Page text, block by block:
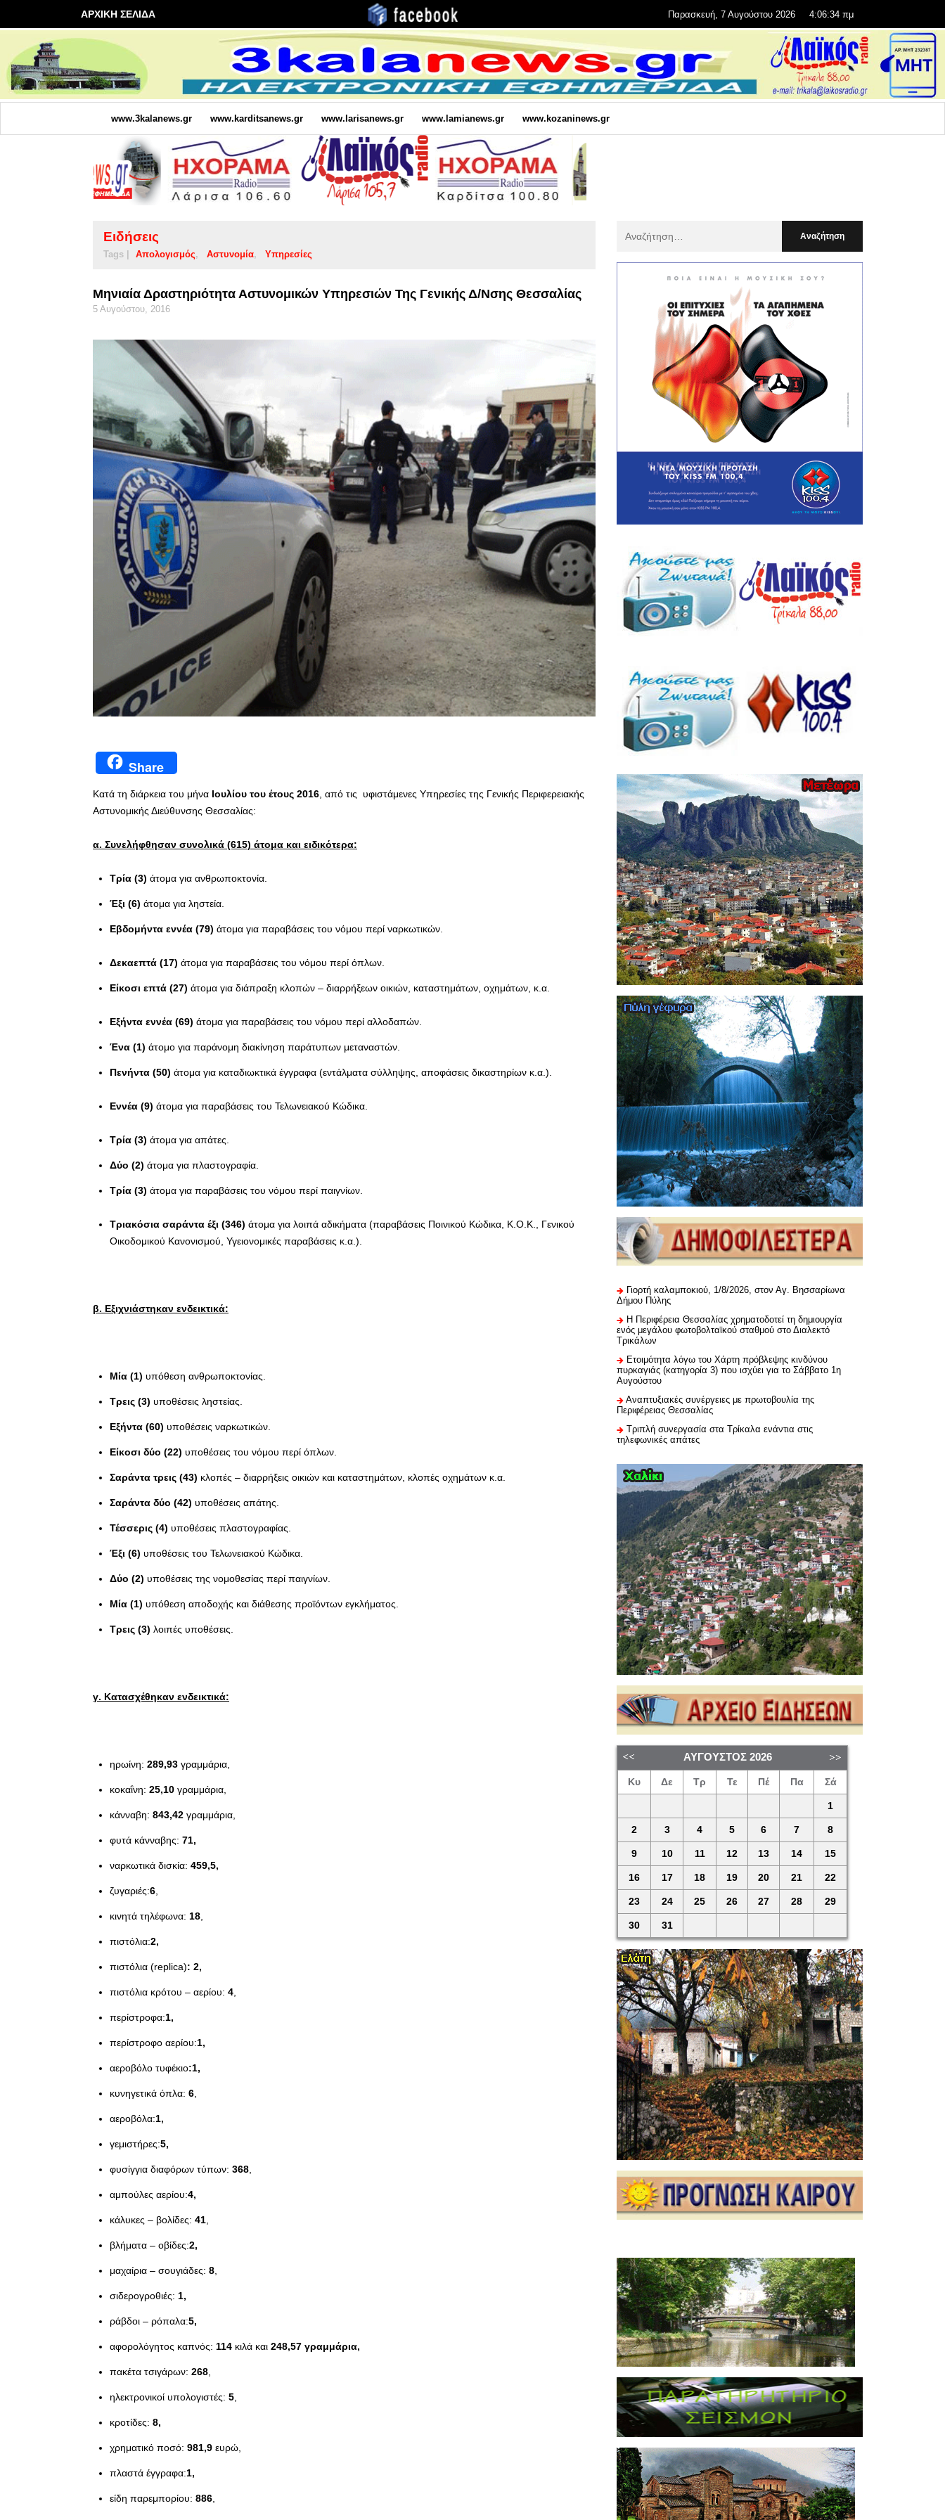
ΑΡΧΙΚΗ ΣΕΛΙΔΑ Παρασκευή, 7 Αυγούστου 2026 4:06:36 πμ
www.3kalanews.gr www.karditsanews.gr www.larisanews.gr www.lamianews.gr www.kozaninews.gr
Ειδήσεις
Tags | Απολογισμός Αστυνομία Υπηρεσίες
Μηνιαία Δραστηριότητα Αστυνομικών Υπηρεσιών Της Γενικής Δ/νσης Θεσσαλίας
5 Αυγούστου, 2016
Share
Κατά τη διάρκεια του μήνα Ιουλίου του έτους 2016 , από τις υφιστάμενες Υπηρεσίες της Γενικής Περιφερειακής
Αστυνομικής Διεύθυνσης Θεσσαλίας:
α. Συνελήφθησαν συνολικά (615) άτομα και ειδικότερα:
Τρία (3) άτομα για ανθρωποκτονία.
Έξι (6) άτομα για ληστεία.
Εβδομήντα εννέα (79) άτομα για παραβάσεις του νόμου περί ναρκωτικών.
Δεκαεπτά (17) άτομα για παραβάσεις του νόμου περί όπλων.
Είκοσι επτά (27) άτομα για διάπραξη κλοπών – διαρρήξεων οικιών, καταστημάτων, οχημάτων, κ.α.
Εξήντα εννέα (69) άτομα για παραβάσεις του νόμου περί αλλοδαπών.
Ένα (1) άτομο για παράνομη διακίνηση παράτυπων μεταναστών.
Πενήντα (50) άτομα για καταδιωκτικά έγγραφα (εντάλματα σύλληψης, αποφάσεις δικαστηρίων κ.α.).
Εννέα (9) άτομα για παραβάσεις του Τελωνειακού Κώδικα.
Τρία (3) άτομα για απάτες.
Δύο (2) άτομα για πλαστογραφία.
Τρία (3) άτομα για παραβάσεις του νόμου περί παιγνίων.
Τριακόσια σαράντα έξι (346) άτομα για λοιπά αδικήματα (παραβάσεις Ποινικού Κώδικα, Κ.Ο.Κ., Γενικού
Οικοδομικού Κανονισμού, Υγειονομικές παραβάσεις κ.α.).
β. Εξιχνιάστηκαν ενδεικτικά:
Μία (1) υπόθεση ανθρωποκτονίας.
Τρεις (3) υποθέσεις ληστείας.
Εξήντα (60) υποθέσεις ναρκωτικών.
Είκοσι δύο (22) υποθέσεις του νόμου περί όπλων.
Σαράντα τρεις (43) κλοπές – διαρρήξεις οικιών και καταστημάτων, κλοπές οχημάτων κ.α.
Σαράντα δύο (42) υποθέσεις απάτης.
Τέσσερις (4) υποθέσεις πλαστογραφίας.
Έξι (6) υποθέσεις του Τελωνειακού Κώδικα.
Δύο (2) υποθέσεις της νομοθεσίας περί παιγνίων.
Μία (1) υπόθεση αποδοχής και διάθεσης προϊόντων εγκλήματος.
Τρεις (3) λοιπές υποθέσεις.
γ. Κατασχέθηκαν ενδεικτικά:
ηρωίνη: 289,93 γραμμάρια,
κοκαΐνη: 25,10 γραμμάρια,
κάνναβη: 843,42 γραμμάρια,
φυτά κάνναβης: 71,
ναρκωτικά δισκία: 459,5,
ζυγαριές:6
κινητά τηλέφωνα: 18
πιστόλια:2,
πιστόλια (replica): 2,
πιστόλια κρότου – αερίου: 4
περίστροφα:1,
περίστροφο αερίου:1,
αεροβόλο τυφέκιο:1,
κυνηγετικά όπλα: 6
αεροβόλα:1,
γεμιστήρες:5,
φυσίγγια διαφόρων τύπων: 368
αμπούλες αερίου:4,
κάλυκες – βολίδες: 41
βλήματα – οβίδες:2,
μαχαίρια – σουγιάδες: 8
σιδερογροθιές: 1,
ράβδοι – ρόπαλα:5,
αφορολόγητος καπνός: 114 κιλά και 248,57 γραμμάρια,
πακέτα τσιγάρων: 268
ηλεκτρονικοί υπολογιστές: 5
κροτίδες: 8,
χρηματικό ποσό: 981,9 ευρώ,
πλαστά έγγραφα:1,
είδη παρεμπορίου: 886
:
Γιορτή καλαμποκιού, 1/8/2026, στον Αγ. Βησσαρίωνα
Δήμου Πύλης
H Περιφέρεια Θεσσαλίας χρηματοδοτεί τη δημιουργία
ενός μεγάλου φωτοβολταϊκού σταθμού στο Διαλεκτό
Τρικάλων
Ετοιμότητα λόγω του Χάρτη πρόβλεψης κινδύνου
πυρκαγιάς (κατηγορία 3) που ισχύει για το Σάββατο 1η
Αυγούστου
Αναπτυξιακές συνέργειες με πρωτοβουλία της
Περιφέρειας Θεσσαλίας
Τριπλή συνεργασία στα Τρίκαλα ενάντια στις
τηλεφωνικές απάτες
ΑΎΓΟΥΣΤΟΣ 2026
Κυ Δε Τρ Τε Πέ Πα Σά
1
2 3 4 5 6 7 8
9 10 11 12 13 14 15
16 17 18 19 20 21 22
23 24 25 26 27 28 29
30 31